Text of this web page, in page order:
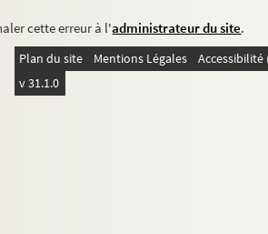
cette erreur à l'administrateur du site.
Plan du site Mentions Légales
v 31.1.0